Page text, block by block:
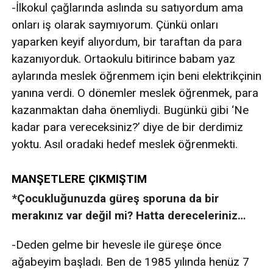
-İlkokul çağlarında aslında su satıyordum ama
onları iş olarak saymıyorum. Çünkü onları
yaparken keyif alıyordum, bir taraftan da para
kazanıyorduk. Ortaokulu bitirince babam yaz
aylarında meslek öğrenmem için beni elektrikçinin
yanına verdi. O dönemler meslek öğrenmek, para
kazanmaktan daha önemliydi. Bugünkü gibi ‘Ne
kadar para vereceksiniz?’ diye de bir derdimiz
yoktu. Asıl oradaki hedef meslek öğrenmekti.
MANŞETLERE ÇIKMIŞTIM
*Çocukluğunuzda güreş sporuna da bir
merakınız var değil mi? Hatta dereceleriniz…
-Deden gelme bir hevesle ile güreşe önce
ağabeyim başladı. Ben de 1985 yılında henüz 7